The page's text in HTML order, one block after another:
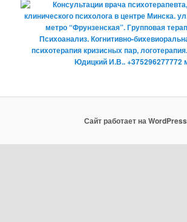
Сайт работает на WordPress